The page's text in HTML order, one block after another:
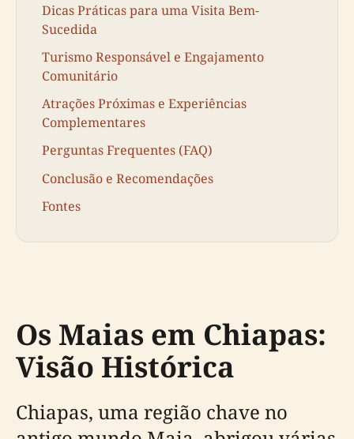
Dicas Práticas para uma Visita Bem-
Sucedida
Turismo Responsável e Engajamento
Comunitário
Atrações Próximas e Experiências
Complementares
Perguntas Frequentes (FAQ)
Conclusão e Recomendações
Fontes
Os Maias em Chiapas:
Visão Histórica
Chiapas, uma região chave no